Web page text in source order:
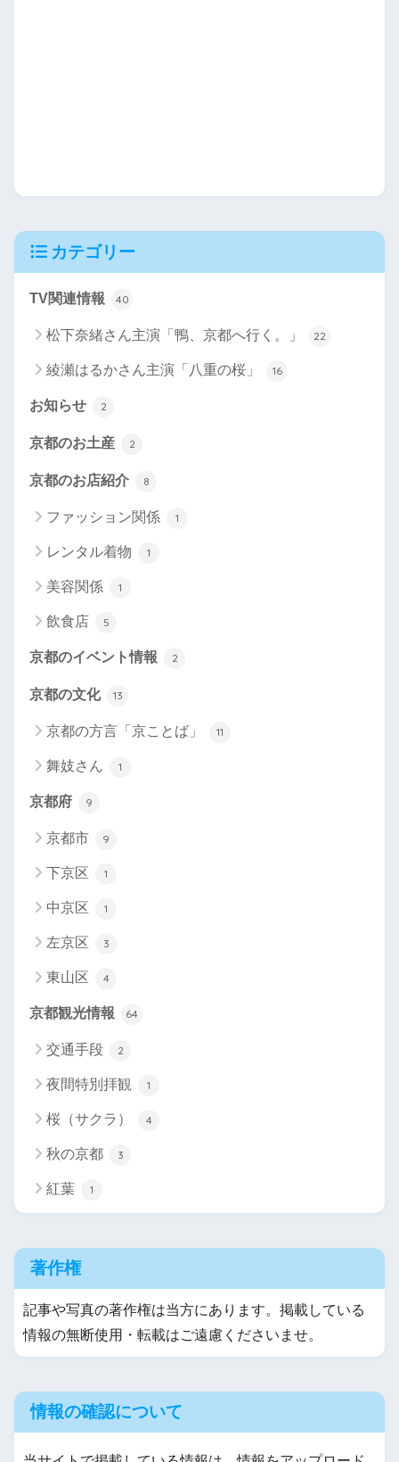
カテゴリー
TV関連情報 40
松下奈緒さん主演「鴨、京都へ行く。」 22
綾瀬はるかさん主演「八重の桜」 16
お知らせ 2
京都のお土産 2
京都のお店紹介 8
ファッション関係 1
レンタル着物 1
美容関係 1
飲食店 5
京都のイベント情報 2
京都の文化 13
京都の方言「京ことば」 11
舞妓さん 1
京都府 9
京都市 9
下京区 1
中京区 1
左京区 3
東山区 4
京都観光情報 64
交通手段 2
夜間特別拝観 1
桜（サクラ） 4
秋の京都 3
紅葉 1
著作権
記事や写真の著作権は当方にあります。掲載している
情報の無断使用・転載はご遠慮くださいませ。
情報の確認について